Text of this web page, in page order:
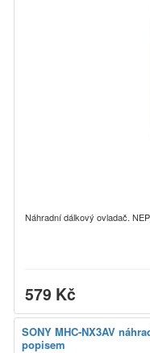
Náhradní dálkový ovladač.
579 Kč
SONY MHC-NX3AV
popisem